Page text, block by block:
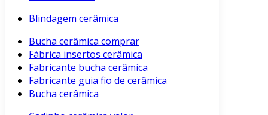
Blindagem cerâmica
Bucha cerâmica comprar
Fábrica insertos cerâmica
Fabricante bucha cerâmica
Fabricante guia fio de cerâmica
Bucha cerâmica